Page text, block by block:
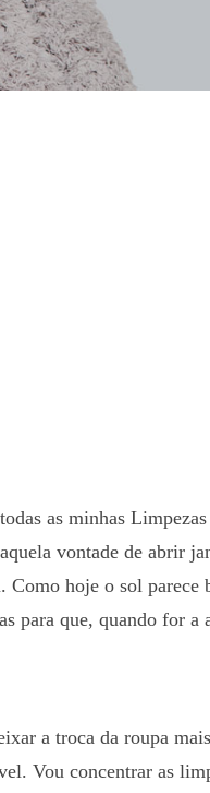
as minhas
vontade de abrir
Como hoje o sol
para que, quando for a
a troca da roupa
Vou concentrar as